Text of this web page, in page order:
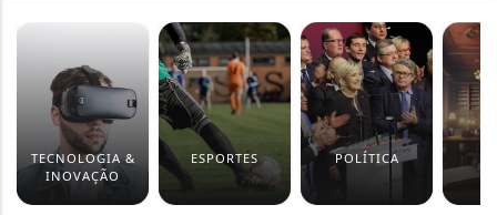
TECNOLOGIA &
INOVAÇÃO
ESPORTES POLÍTICA